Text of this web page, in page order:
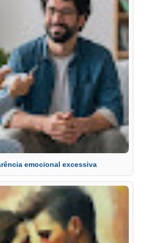
emocional excessiva